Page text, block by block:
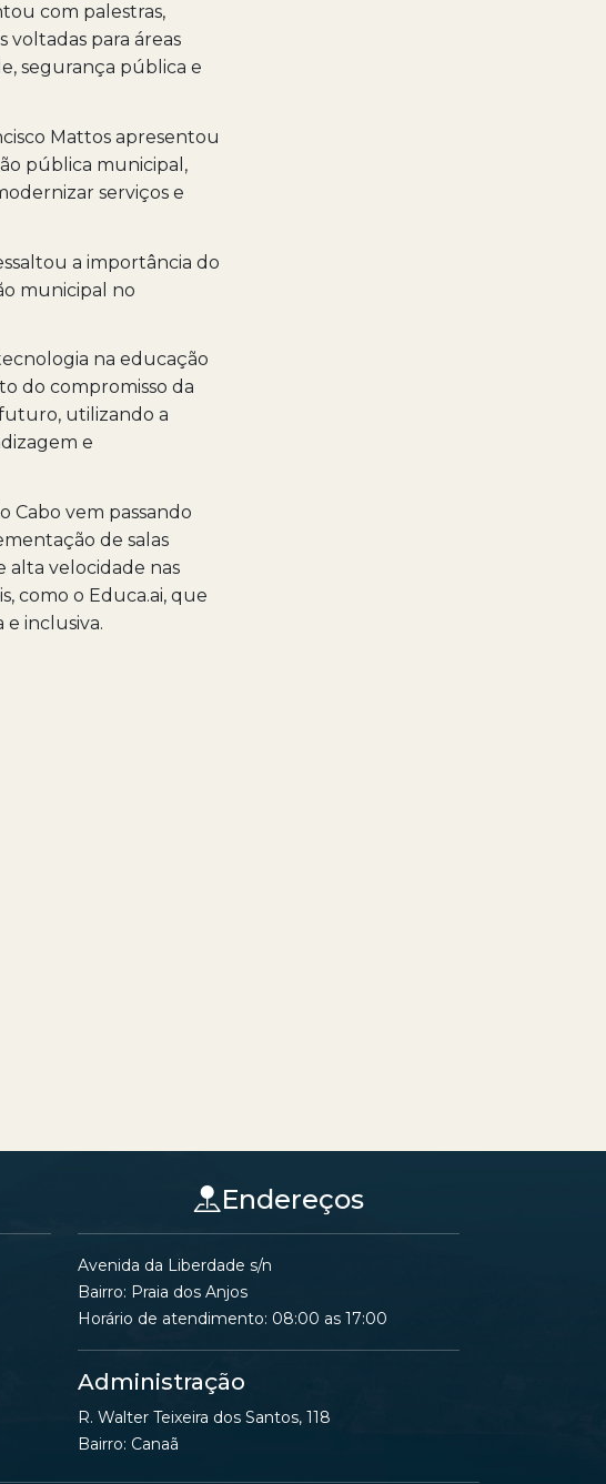
com palestras,
voltadas para áreas
segurança pública e
Mattos apresentou
pública municipal,
serviços e
a importância do
municipal no
na educação
do compromisso da
utilizando a
e
Cabo vem passando
de salas
alta velocidade nas
como o Educa.ai, que
inclusiva.
Endereços
Avenida da Liberdade s/n
Bairro: Praia dos Anjos
Horário de atendimento: 08:00 as 17:00
Administração
R. Walter Teixeira dos Santos, 118
Bairro: Canaã